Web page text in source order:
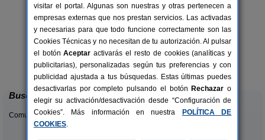
4-8 pers.
desde32 €
Mas Ca La Coixa - El Fogatge
Tortellà (Girona)
Buscar
Comunidades:
visitar el portal. Algunas son nuestras y otras pertenecen a
empresas externas que nos prestan servicios. Las activadas
y necesarias para que todo funcione correctamente son las
Cookies Técnicas y no necesitan de tu autorización. Al pulsar
el botónAceptar activarás el resto de cookies (analíticas y
publicitarias), personalizadas según tus preferencias y con
publicidad ajustada a tus búsquedas. Estas últimas puedes
desactivarlas por completo pulsando el botón Rechazar o
elegir su activación/desactivación desde “Configuración de
Cookies”. Más información en nuestra
POLÍTICA DE
COOKIES.